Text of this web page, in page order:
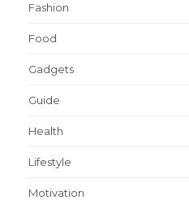
Fashion
Food
Gadgets
Guide
Health
Lifestyle
Motivation